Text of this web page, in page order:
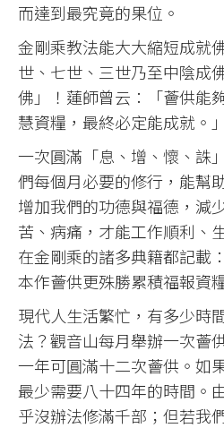
而達到最究竟的果位。
金剛乘教法能大大縮短成就
世、七世、三世乃至中陰成
佛」！蓮師曾云：「薈供能
慧資糧，最終必定能成就。」
一次圓滿「息、增、懷、誅
們每個月必要的修行，能幫
增加我們的功德與福德，減
苦、病痛，才能工作順利、
在金剛乘的諸多典籍都記載
本作薈供更殊勝累積福報資
現代人生活繁忙，有多少時
法？觀音山每月舉辦一次薈
一年可圓滿十二次薈供。如
最少需要八十四年的時間。
乎沒辦法修滿千部；但若我